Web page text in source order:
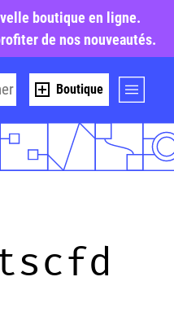
boutique en ligne.
de nos nouveautés.
Boutique